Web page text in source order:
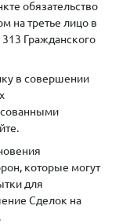
обязательство
на третье лицо в
Гражданского
в совершении
которые могут
для
Сделок на